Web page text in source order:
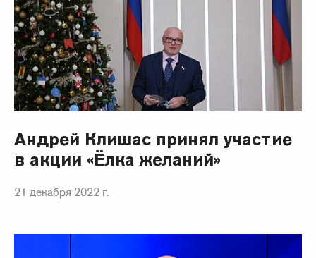
Андрей Клишас принял участие
в акции «Ёлка желаний»
21 декабря 2022 г.